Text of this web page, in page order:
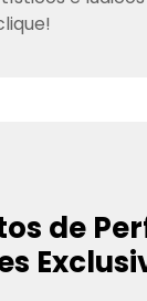
de